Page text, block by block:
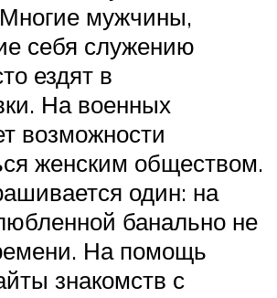
мужчины,
себя служению
ездят в
На военных
возможности
женским обществом.
один: на
банально не
На помощь
знакомств с